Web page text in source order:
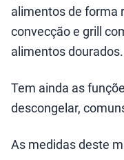
alimentos de forma
convecção e grill
alimentos dourados.
Tem ainda as
descongelar,
As medidas deste